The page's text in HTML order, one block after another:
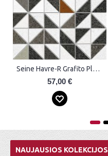
Seine Sevres-R Grafito Plytelės
57,00 €
NAUJAUSIOS KOLEKCIJOS